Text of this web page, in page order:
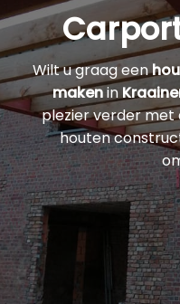
Wilt u graag een
makenin
plezier verder met
houten